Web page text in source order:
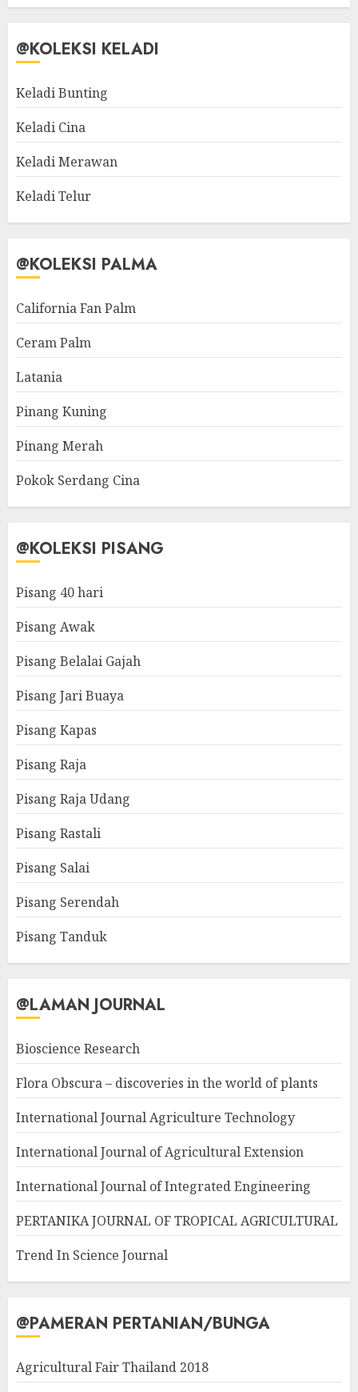
@KOLEKSI KELADI
Keladi Bunting
Keladi Cina
Keladi Merawan
Keladi Telur
@KOLEKSI PALMA
California Fan Palm
Ceram Palm
Latania
Pinang Kuning
Pinang Merah
Pokok Serdang Cina
@KOLEKSI PISANG
Pisang 40 hari
Pisang Awak
Pisang Belalai Gajah
Pisang Jari Buaya
Pisang Kapas
Pisang Raja
Pisang Raja Udang
Pisang Rastali
Pisang Salai
Pisang Serendah
Pisang Tanduk
@LAMAN JOURNAL
Bioscience Research
Flora Obscura – discoveries in the world of plants
International Journal Agriculture Technology
International Journal of Agricultural Extension
International Journal of Integrated Engineering
PERTANIKA JOURNAL OF TROPICAL AGRICULTURAL
Trend In Science Journal
@PAMERAN PERTANIAN/BUNGA
Agricultural Fair Thailand 2018